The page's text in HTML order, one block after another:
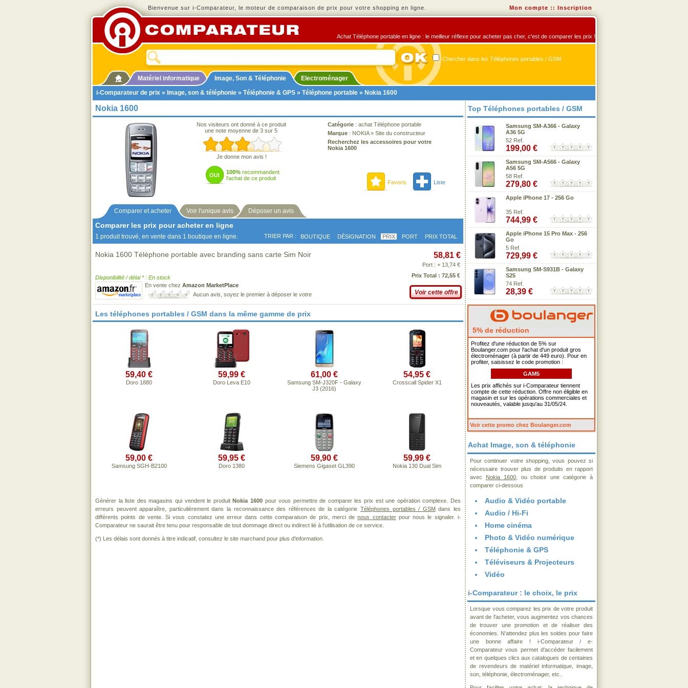
Bienvenue sur i-Comparateur, le moteur de comparaison de prix pour votre shopping en ligne. Mon compte :: Inscription
Achat Téléphone portable en ligne : le meilleur réflexe pour acheter pas cher, c'est de comparer les prix !
Chercher dans les Téléphones portables / GSM
Matériel informatique Image, Son & Téléphonie
Electroménager
i-Comparateur de prix » Image, son & téléphonie » Téléphonie & GPS » Téléphone portable » Nokia 1600
Nokia 1600
Nos visiteurs ont donné à ce produit
une note moyenne de 3 sur 5
Je donne mon avis !
100% recommandent
l'achat de ce produit
Catégorie : achat Téléphone portable
Marque : NOKIA» Site du constructeur
Recherchez les accessoires pour votre
Nokia 1600
Favoris Liste
Comparer et acheter Voir l'unique avis Déposer un avis
Comparer les prix pour acheter en ligne
1 produit trouvé, en vente dans 1 boutique en ligne. TRIER PAR : BOUTIQUE DÉSIGNATION PRIX PORT PRIX TOTAL
Nokia 1600 Téléphone portable avec branding sans carte Sim Noir
Disponibilité / délai * : En stock
En vente chez Amazon MarketPlace
Aucun avis, soyez le premier à déposer le votre
58,81 €
Port : + 13,74 €
Prix Total : 72,55 €
Voir cette offre
Les téléphones portables / GSM dans la même gamme de prix
59,40 €
Doro 1880
59,99 €
Doro Leva E10
61,00 €
Samsung SM-J320F - Galaxy
J3 (2016)
54,95 €
Crosscall Spider X1
59,00 €
Samsung SGH-B2100
59,95 €
Doro 1380
59,90 €
Siemens Gigaset GL390
59,99 €
Nokia 130 Dual Sim
Générer la liste des magasins qui vendent le produitNokia 1600pour vous permettre de comparer les prix est une opération complexe. Des
erreurs peuvent apparaître, particulièrement dans la reconnaissance des références de la catégorieTéléphones portables / GSMdans les
différents points de vente. Si vous constatez une erreur dans cette comparaison de prix, merci denous contacterpour nous le signaler. i-
Comparateur ne saurait être tenu pour responsable de tout dommage direct ou indirect lié à l'utilisation de ce service.
(*) Les délais sont donnés à titre indicatif, consultez le site marchand pour plus d'information.
Top Téléphones portables / GSM
Samsung SM-A366 - Galaxy
A36 5G
52 Ref.
199,00 €
Samsung SM-A566 - Galaxy
A56 5G
58 Ref.
279,80 €
Apple iPhone 17 - 256 Go
35 Ref.
744,99 €
Apple iPhone 15 Pro Max - 256
Go
5 Ref.
729,99 €
Samsung SM-S931B - Galaxy
S25
74 Ref.
28,39 €
5% de réduction
Profitez d'une réduction de 5% sur
Boulanger.com pour l'achat d'un produit gros
électroménager (à partir de 449 euro). Pour en
profiter, saisissez le code promotion :
GAM5
Les prix affichés sur i-Comparateur tiennent
compte de cette réduction. Offre non éligible en
magasin et sur les opérations commerciales et
nouveautés, valable jusqu'au 31/05/24.
Voir cette promo chez Boulanger.com
Achat Image, son & téléphonie
Pour continuer votre shopping, vous pouvez si
nécessaire trouver plus de produits en rapport
avec Nokia 1600, ou choisir une catégorie à
comparer ci-dessous
Audio & Vidéo portable
Audio / Hi-Fi
Home cinéma
Photo & Vidéo numérique
Téléphonie & GPS
Téléviseurs & Projecteurs
Vidéo
i-Comparateur : le choix, le prix
Lorsque vous comparez les prix de votre produit
avant de l'acheter, vous augmentez vos chances
de trouver une promotion et de réaliser des
économies. N'attendez plus les soldes pour faire
une bonne affaire ! i-Comparateur / e-
Comparateur vous permet d'accéder facilement
et en quelques clics aux catalogues de centaines
de revendeurs de matériel informatique, image,
son, téléphonie, électroménager, etc..